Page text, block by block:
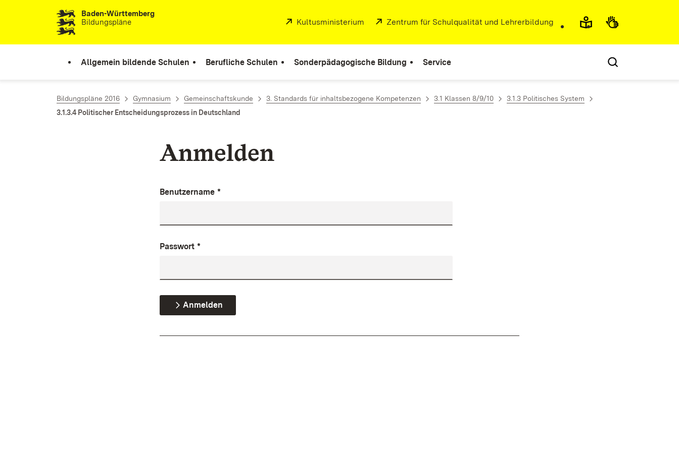
Zum Inhalt springenBaden-Württemberg
Bildungspläne
Extern:
Kultusministerium (Öffnet in neuem Fenster)
Extern:
Zentrum für Schulqualität und Lehrerbildung
Allgemein bildende Schulen Berufliche Schulen Sonderpädagogische Bildung Service
Bildungspläne 2016 Gymnasium Gemeinschaftskunde 3. Standards für inhaltsbezogene Kompetenzen 3.1 Klassen 8/9/10
3.1.3 Politisches System
3.1.3.4 Politischer Entscheidungsprozess in Deutschland
Anmelden
Benutzername *
Passwort *
Anmelden